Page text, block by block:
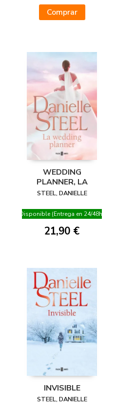
Comprar
WEDDING
PLANNER, LA
STEEL, DANIELLE
Disponible (Entrega en 24/48h)
21,90 €
INVISIBLE
STEEL, DANIELLE